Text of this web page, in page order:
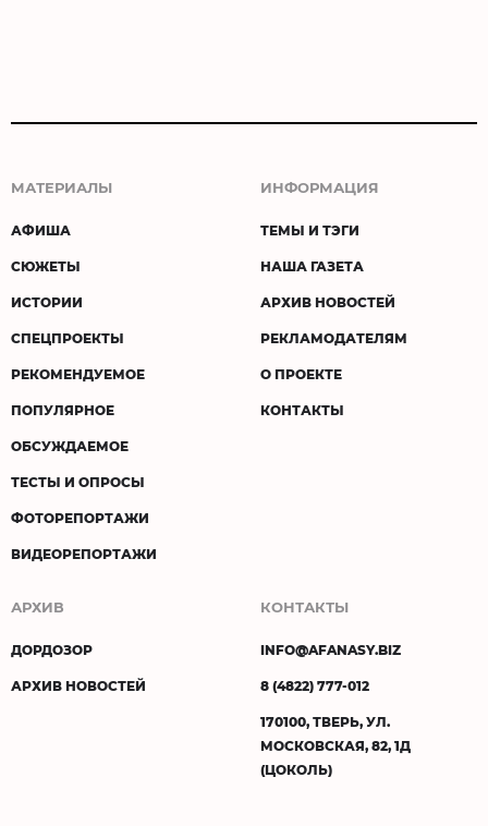
МАТЕРИАЛЫ
АФИША
СЮЖЕТЫ
ИСТОРИИ
СПЕЦПРОЕКТЫ
РЕКОМЕНДУЕМОЕ
ПОПУЛЯРНОЕ
ОБСУЖДАЕМОЕ
ТЕСТЫ И ОПРОСЫ
ФОТОРЕПОРТАЖИ
ВИДЕОРЕПОРТАЖИ
ИНФОРМАЦИЯ
ТЕМЫ И ТЭГИ
НАША ГАЗЕТА
АРХИВ НОВОСТЕЙ
РЕКЛАМОДАТЕЛЯМ
О ПРОЕКТЕ
КОНТАКТЫ
АРХИВ
ДОРДОЗОР
АРХИВ НОВОСТЕЙ
КОНТАКТЫ
INFO@AFANASY.BIZ
8 (4822) 777-012
170100, ТВЕРЬ, УЛ.
МОСКОВСКАЯ, 82, 1Д
(ЦОКОЛЬ)